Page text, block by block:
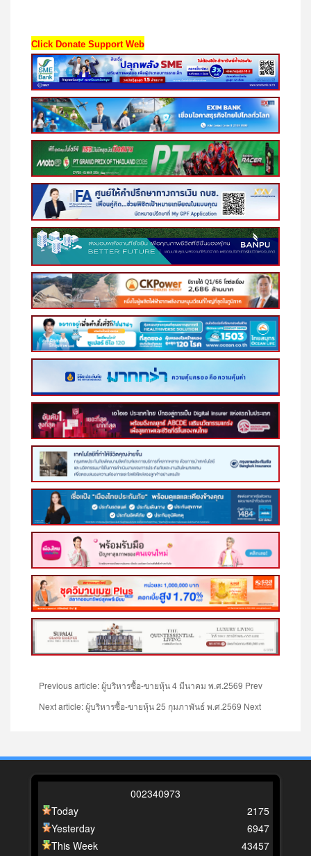
Click Donate Support Web
Previous article: ผู้บริหารซื้อ-ขายหุ้น 4 มีนาคม พ.ศ.2569 Prev
Next article: ผู้บริหารซื้อ-ขายหุ้น 25 กุมภาพันธ์ พ.ศ.2569 Next
002340973
Today
Yesterday
This Week
2175
6947
43457